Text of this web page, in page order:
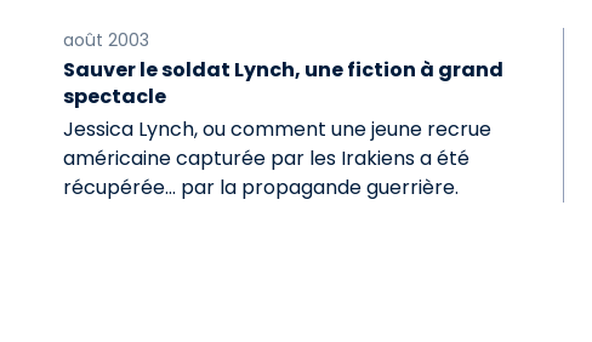
août 2003
Sauver le soldat Lynch, une fiction à grand
spectacle
Jessica Lynch, ou comment une jeune recrue
américaine capturée par les Irakiens a été
récupérée... par la propagande guerrière.